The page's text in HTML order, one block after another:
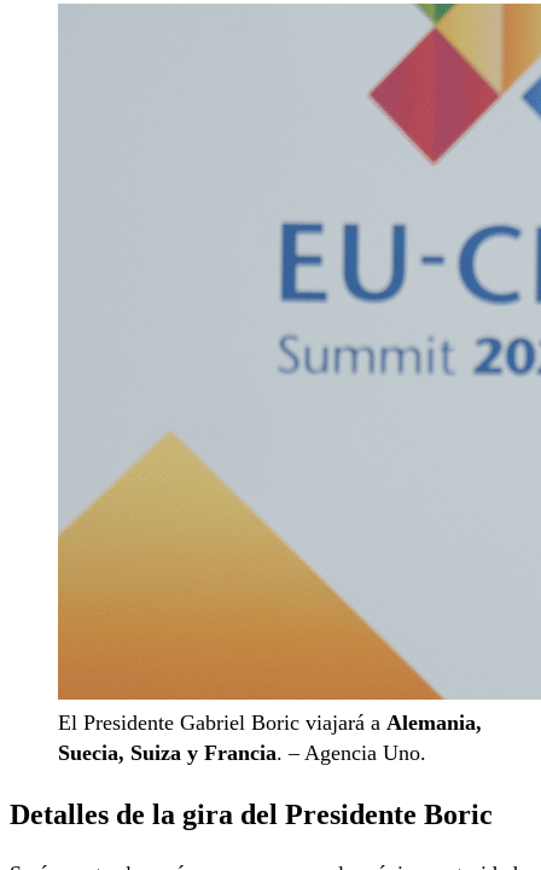
El Presidente Gabriel Boric viajará a Alemania,
Suecia, Suiza y Francia. – Agencia Uno.
Detalles de la gira del Presidente Boric